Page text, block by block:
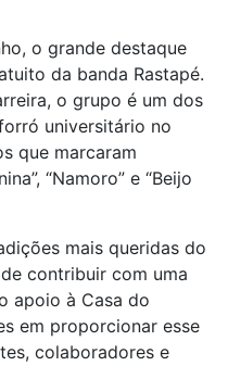
o grande destaque
da banda Rastapé.
o grupo é um dos
universitário no
que marcaram
“Namoro” e “Beijo
mais queridas do
contribuir com uma
apoio à Casa do
em proporcionar esse
colaboradores e